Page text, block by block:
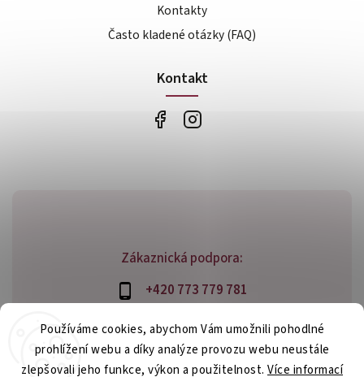
Používáme cookies, abychom Vám umožnili pohodlné
prohlížení webu a díky analýze provozu webu neustále
zlepšovali jeho funkce, výkon a použitelnost. Více informací
Zákaznická podpora:
+420 773 779 781
info@bossfood.cz
Kontakty
Často kladené otázky (FAQ)
Kontakt